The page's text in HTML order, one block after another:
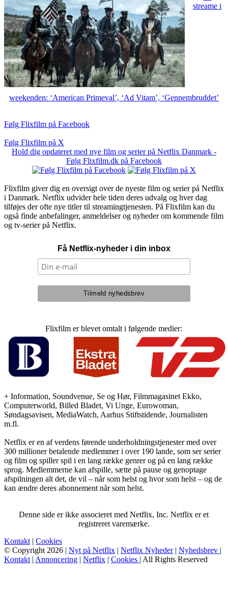
streame i
weekenden: ‘American Primeval’, ‘Ad Vitam’, ‘Gennembruddet’
Følg Flixfilm på Facebook
Følg Flixfilm på X
Hold dig opdateret med nye film og serier på Netflix Danmark -
Følg Flixfilm.dk på Facebook
Flixfilm giver dig en oversigt over de nyeste film og serier på Netflix
i Danmark. Netflix udvider hele tiden deres udvalg og hver dag
tilføjes der ofte nye titler til streamingtjenesten. På Flixfilm kan du
også finde anbefalinger, anmeldelser og nyheder om kommende film
og tv-serier på Netflix.
Få Netflix-nyheder i din inbox
Flixfilm er blevet omtalt i følgende medier:
+ Information, Soundvenue, Se og Hør, Filmmagasinet Ekko,
Computerworld, Billed Bladet, Vi Unge, Eurowoman,
Søndagsavisen, MediaWatch, Aarhus Stiftstidende, Journalisten
m.fl.
Netflix er en af verdens førende underholdningstjenester med over
300 millioner betalende medlemmer i over 190 lande, som ser serier
og film og spiller spil i en lang række genrer og på en lang række
sprog. Medlemmerne kan afspille, sætte på pause og genoptage
afspilningen alt det, de vil – når som helst og hvor som helst – og de
kan ændre deres abonnement når som helst.
Denne side er ikke associeret med Netflix, Inc. Netflix er et
registreret varemærke.
Kontakt | Cookies
© Copyright 2026 | Nyt på Netflix | Netflix Nyheder| Nyhedsbrev |
Kontakt | Annoncering | Netflix | Cookies | All Rights Reserved